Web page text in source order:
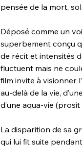
pensée de la mort,
Déposé comme un
superbement conçu
de récit et intensités
fluctuent mais ne
film invite à visionner
au-delà de la vie,
d’une aqua-vie (prosit
La disparition de sa
qui lui fit suite